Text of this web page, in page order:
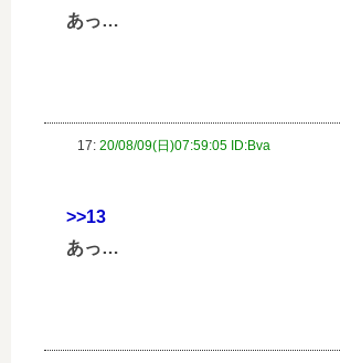
あっ…
17: 20/08/09(日)07:59:05 ID:Bva
>>13
あっ…